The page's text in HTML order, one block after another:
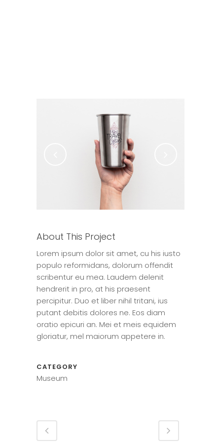
About This Project
Lorem ipsum dolor sit amet, cu his iusto
populo reformidans, dolorum offendit
scribentur eu mea. Laudem delenit
hendrerit in pro, at his praesent
percipitur. Duo et liber nihil tritani, ius
putant debitis dolores ne. Eos diam
oratio epicuri an. Mei et meis equidem
gloriatur, mel maiorum appetere in.
CATEGORY
Museum